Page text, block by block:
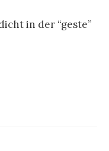
in der “geste”